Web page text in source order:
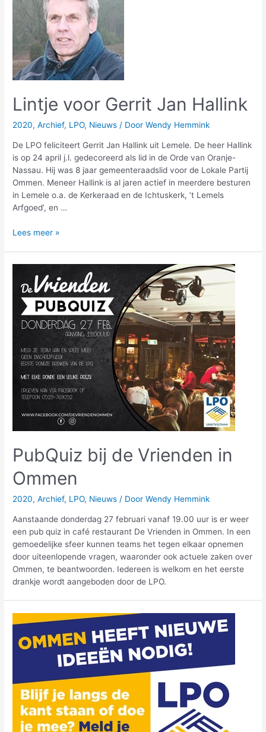
Lintje voor Gerrit Jan Hallink
2020,Archief, LPO, Nieuws / DoorWendy Hemmink
De LPO feliciteert Gerrit Jan Hallink uit Lemele. De heer Hallink
is op 24 april j.l. gedecoreerd als lid in de Orde van Oranje-
Nassau. Hij was 8 jaar gemeenteraadslid voor de Lokale Partij
Ommen. Meneer Hallink is al jaren actief in meerdere besturen
in Lemele o.a. de Kerkeraad en de Ichtuskerk, ’t Lemels
Arfgoed’, en …
Hallink
Lees meer »
PubQuiz bij de Vrienden in
Ommen
2020,Archief, LPO, Nieuws / DoorWendy Hemmink
Aanstaande donderdag 27 februari vanaf 19.00 uur is er weer
een pub quiz in café restaurant De Vrienden in Ommen. In een
gemoedelijke sfeer kunnen teams het tegen elkaar opnemen
door uiteenlopende vragen, waaronder ook actuele zaken over
Ommen, te beantwoorden. Iedereen is welkom en het eerste
drankje wordt aangeboden door de LPO.
resultaten